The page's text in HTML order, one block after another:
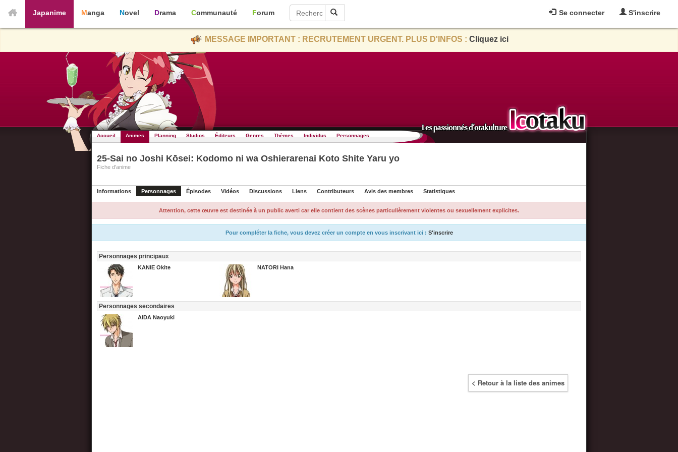
Se connecter S'inscrire
Japanime Manga Novel Drama Communauté Forum
MESSAGE IMPORTANT : RECRUTEMENT URGENT. PLUS D'INFOS : Cliquez ici
Accueil Animes Planning Studios Éditeurs Genres Thèmes Individus Personnages
25-Sai no Joshi Kōsei: Kodomo ni wa Oshierarenai Koto Shite Yaru yo
Fiche d'anime
Informations Personnages Épisodes Vidéos Discussions Liens Contributeurs Avis des membres Statistiques
Attention, cette œuvre est destinée à un public averti car elle contient des scènes particulièrement violentes ou sexuellement explicites.
Pour compléter la fiche, vous devez créer un compte en vous inscrivant ici : S'inscrire
Personnages principaux
KANIE Okite NATORI Hana
Personnages secondaires
AIDA Naoyuki
< Retour à la liste des animes